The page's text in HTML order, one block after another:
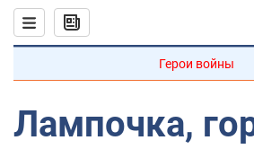
Герои войны
Лампочка,